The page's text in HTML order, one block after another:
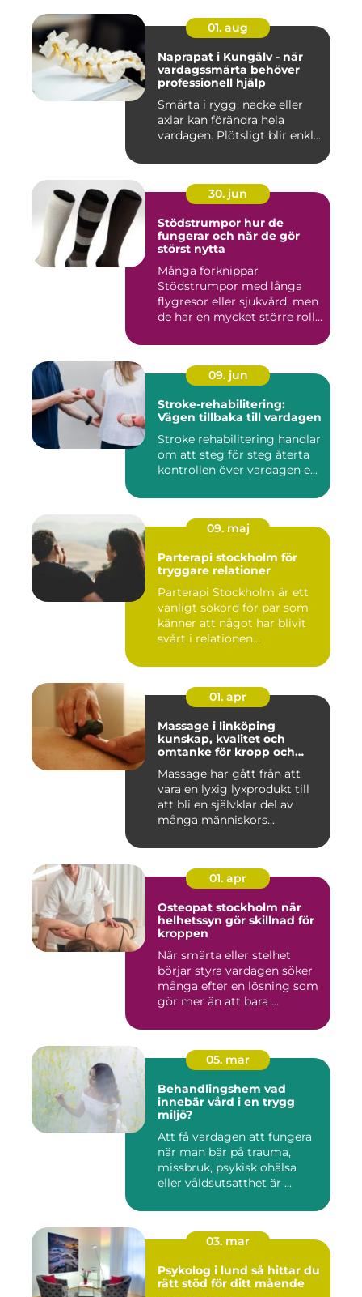
01. aug
Naprapat i Kungälv - när
vardagssmärta behöver
professionell hjälp
Smärta i rygg, nacke eller
axlar kan förändra hela
vardagen. Plötsligt blir enkl...
30. jun
Stödstrumpor hur de
fungerar och när de gör
störst nytta
Många förknippar
Stödstrumpor med långa
flygresor eller sjukvård, men
de har en mycket större roll
09. jun
Stroke-rehabilitering:
Vägen tillbaka till vardagen
Stroke rehabilitering handlar
om att steg för steg återta
kontrollen över vardagen e...
09. maj
Parterapi stockholm för
tryggare relationer
Parterapi Stockholm är ett
vanligt sökord för par som
känner att något har blivit
svårt i relationen...
01. apr
Massage i linköping
kunskap, kvalitet och
omtanke för kropp och
Massage har gått från att
vara en lyxig lyxprodukt till
att bli en självklar del av
många människors...
01. apr
Osteopat stockholm när
helhetssyn gör skillnad för
kroppen
När smärta eller stelhet
börjar styra vardagen söker
många efter en lösning som
gör mer än att bara ...
05. mar
Behandlingshem vad
innebär vård i en trygg
miljö?
Att få vardagen att fungera
när man bär på trauma,
missbruk, psykisk ohälsa
eller våldsutsatthet är ...
03. mar
Psykolog i lund så hittar du
rätt stöd för ditt mående